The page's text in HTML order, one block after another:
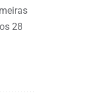
28